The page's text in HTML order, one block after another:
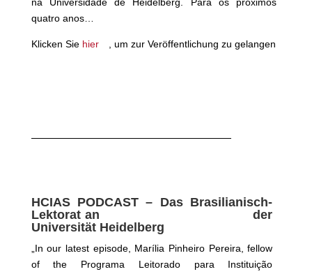
quatro anos…
Klicken Sie hier , um zur Veröffentlichung zu gelangen
HCIAS PODCAST – Das Brasilianisch-
Lektorat an der
Universität Heidelberg
„In our latest episode, Marília Pinheiro Pereira, fellow
of the Programa Leitorado para Instituição